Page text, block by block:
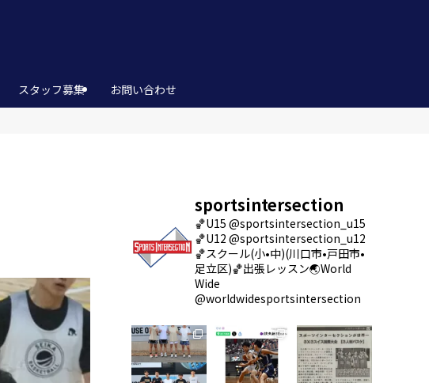
スタッフ募集 お問い合わせ
sportsintersection
🏀U15 @sportsintersection_u15
🏀U12 @sportsintersection_u12
🏀スクール(小•中)(川口市•戸田市•
足立区)🏀出張レッスン🌏World
Wide
@worldwidesportsintersection